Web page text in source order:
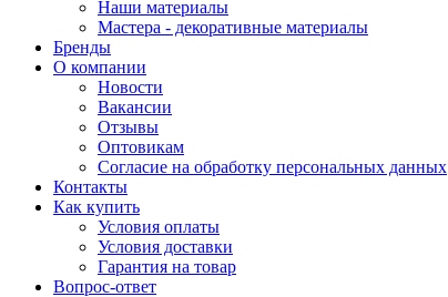
Наши материалы
Мастера - декоративные материалы
Бренды
О компании
Новости
Вакансии
Отзывы
Оптовикам
Cогласие на обработку персональных данных
Контакты
Как купить
Условия оплаты
Условия доставки
Гарантия на товар
Вопрос-ответ